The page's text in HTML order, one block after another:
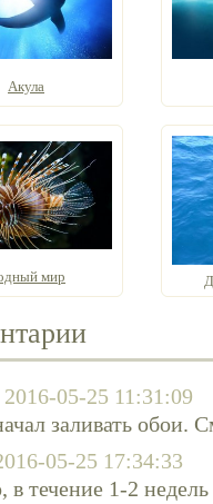
Акула
мир
2016-05-25 11:31:09
заливать обои.
05-25 17:34:33
в течение 1-2